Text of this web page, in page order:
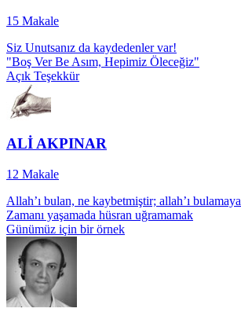
15 Makale
Siz Unutsanız da kaydedenler var!
"Boş Ver Be Asım, Hepimiz Öleceğiz"
Açık Teşekkür
ALİ AKPINAR
12 Makale
Allah’ı bulan, ne kaybetmiştir; allah’ı
Zamanı yaşamada hüsran uğramamak
Günümüz için bir örnek